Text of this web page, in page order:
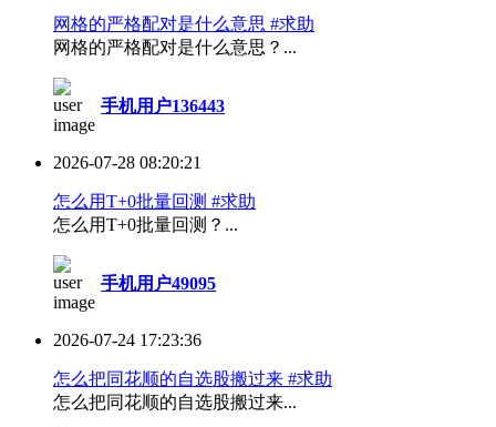
网格的严格配对是什么意思 #求助
网格的严格配对是什么意思？...
手机用户136443
2026-07-28 08:20:21
怎么用T+0批量回测 #求助
怎么用T+0批量回测？...
手机用户49095
2026-07-24 17:23:36
怎么把同花顺的自选股搬过来 #求助
怎么把同花顺的自选股搬过来...